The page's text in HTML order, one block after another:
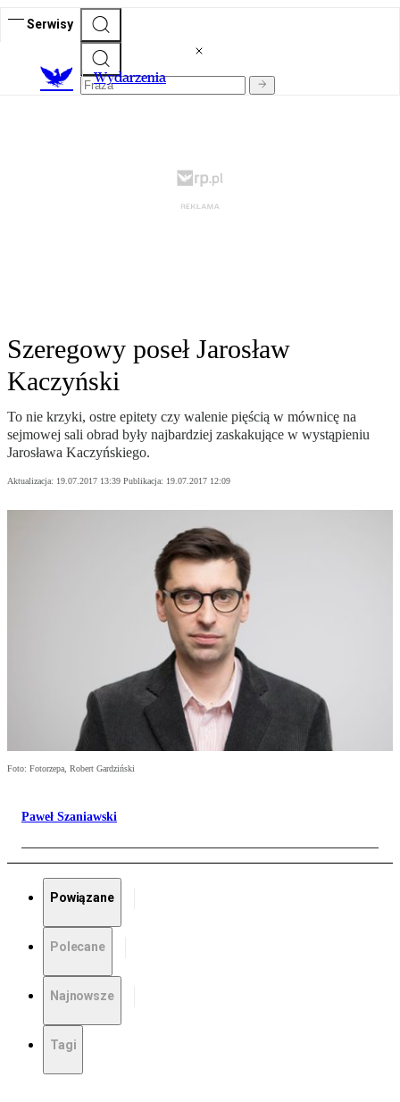
Serwisy
Wydarzenia
Szeregowy poseł Jarosław
Kaczyński
To nie krzyki, ostre epitety czy walenie pięścią w mównicę na
sejmowej sali obrad były najbardziej zaskakujące w wystąpieniu
Jarosława Kaczyńskiego.
Aktualizacja: 19.07.2017 13:39 Publikacja: 19.07.2017 12:09
Foto: Fotorzepa, Robert Gardziński
Paweł Szaniawski
Powiązane
Polecane
Najnowsze
Tagi